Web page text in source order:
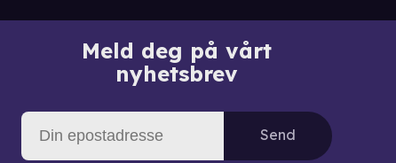
Meld deg på vårt
nyhetsbrev
Send